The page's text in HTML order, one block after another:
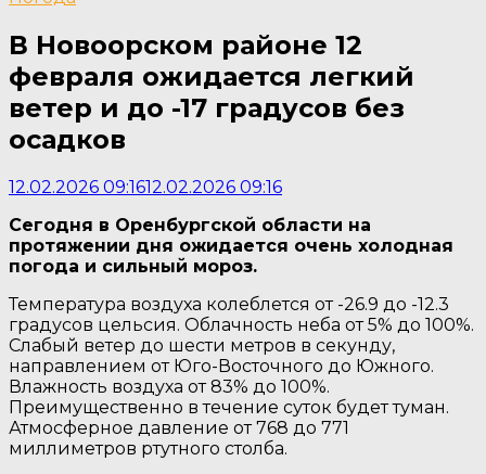
В Новоорском районе 12
февраля ожидается легкий
ветер и до -17 градусов без
осадков
12.02.2026 09:1612.02.2026 09:16
Сегодня в Оренбургской области на
протяжении дня ожидается очень холодная
погода и сильный мороз.
Температура воздуха колеблется от -26.9 до -12.3
градусов цельсия. Облачность неба от 5% до 100%.
Слабый ветер до шести метров в секунду,
направлением от Юго-Восточного до Южного.
Влажность воздуха от 83% до 100%.
Преимущественно в течение суток будет туман.
Атмосферное давление от 768 до 771
миллиметров ртутного столба.